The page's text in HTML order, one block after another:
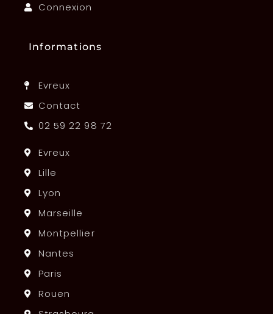
Connexion
Informations
Evreux
Contact
02 59 22 98 72
Evreux
Lille
Lyon
Marseille
Montpellier
Nantes
Paris
Rouen